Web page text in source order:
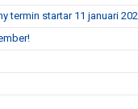
termin startar 11 januari